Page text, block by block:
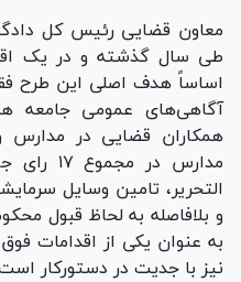
معاون قضایی رئیس کل
طی سال گذشته و در یک
اساساً هدف اصلی این طرح
آگاهی‌های عمومی جامعه
همکاران قضایی در
مدارس
التحریر، تامین وسایل
و بلافاصله به لحاظ قبول
به عنوان یکی از اقدامات
نیز با جدیت در دستورکار